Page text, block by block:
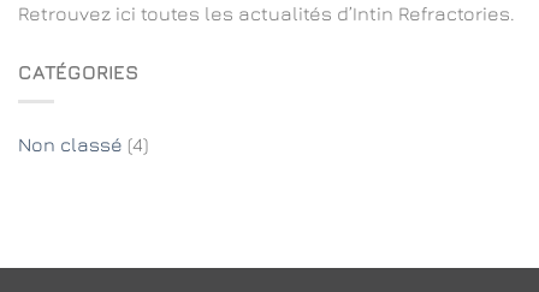
Retrouvez ici toutes les actualités d’Intin Refractories.
CATÉGORIES
Non classé (4)